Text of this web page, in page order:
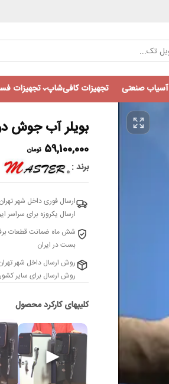
آسیاب صنعتی تجهیزات کافی‌شاپ تجهیزات
بویلر آب جوش دوکاره 18
59,100,000 تومان
برند
ارسال فوری داخل شهر
ارسال یکروزه برای سراسر
بست در ایران
روش ارسال داخل شهر
روش ارسال برای سایر